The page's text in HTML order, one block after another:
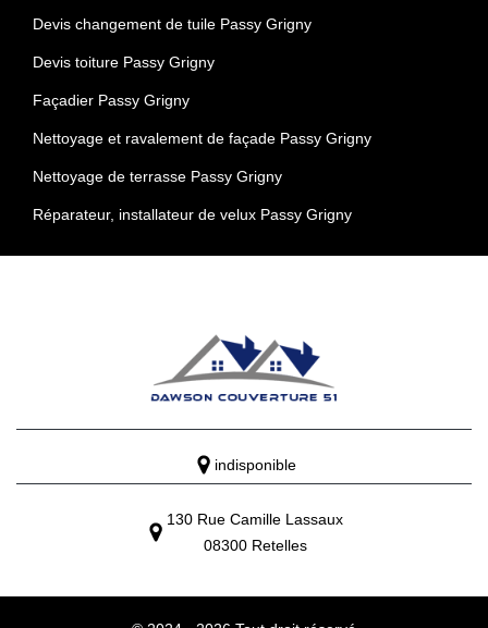
Devis changement de tuile Passy Grigny
Devis toiture Passy Grigny
Façadier Passy Grigny
Nettoyage et ravalement de façade Passy Grigny
Nettoyage de terrasse Passy Grigny
Réparateur, installateur de velux Passy Grigny
indisponible
130 Rue Camille Lassaux
08300 Retelles